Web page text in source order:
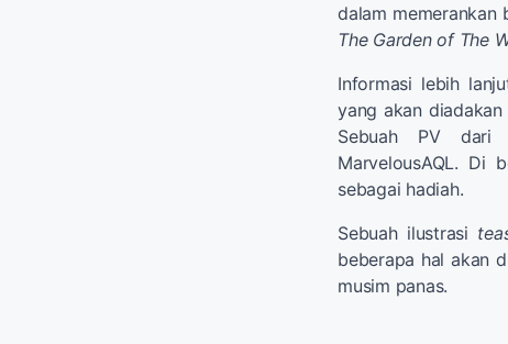
dalam memerankan
The Garden of The
Informasi lebih
yang akan
Sebuah PV dari
MarvelousAQL. Di
sebagai hadiah.
Sebuah ilustrasi
beberapa hal akan
musim panas.